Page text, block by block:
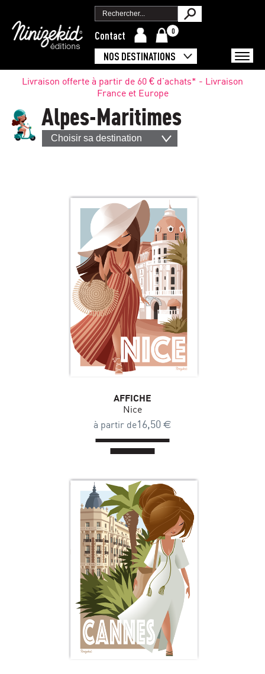
Contact 0
NOS DESTINATIONS
Livraison offerte à partir de 60 € d'achats* - Livraison
France et Europe
Alpes-Maritimes
Choisir sa destination
AFFICHE
Nice
à partir de16,50 €